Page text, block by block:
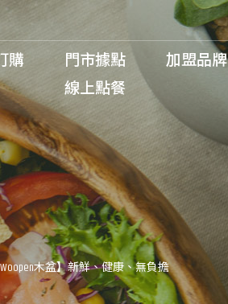
購
門市據點
線上點餐
加盟品牌
木盆】新鮮、健康、無負擔